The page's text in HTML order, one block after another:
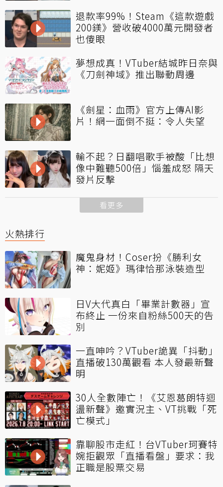
退款率99%！Steam《這款遊戲
200鎂》營收破4000萬元開發者
也傻眼
夢想成真！VTuber結城昨日奈與
《刀劍神域》推出聯動周邊
《劍星：血雨》官方上傳AI影
片！網一面倒不挺：令人失望
輸不起？日翻唱歌手被酸「比想
像中難聽500倍」惱羞成怒 隔天
發片反擊
看更多
火熱排行
魔鬼身材！Coser扮《勝利女
神：妮姬》瑪律恰那泳裝造型
日V大代真白「畢業計數器」宣
布終止 一份來自粉絲500天的告
別
一直呻吟？VTuber詭異「抖動」
直播破130萬觀看 本人發最新聲
明
30人全數陣亡！《艾恩葛朗特迴
盪新聲》邀實況主、VT挑戰「死
亡模式」
靠聊股市走紅！台VTuber珂賽特
婉拒觀眾「直播看盤」要求：我
正職是股票交易